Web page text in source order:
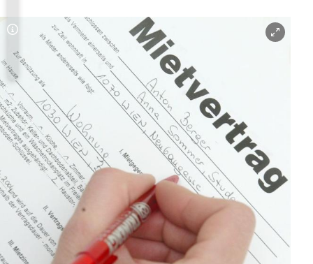
Copyright-Hinweis öffnen/schließen